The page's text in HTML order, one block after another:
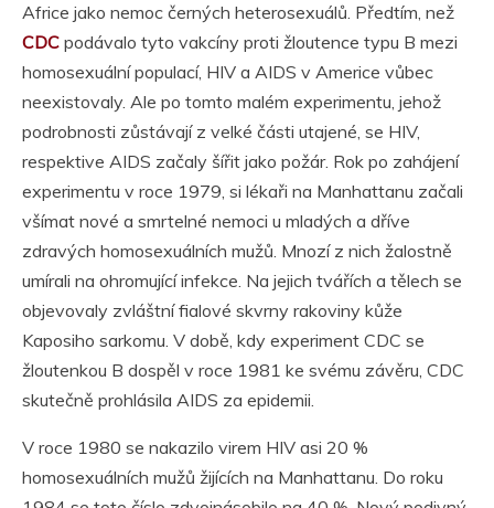
Africe jako nemoc černých heterosexuálů. Předtím, než
CDC podávalo tyto vakcíny proti žloutence typu B mezi
homosexuální populací, HIV a AIDS v Americe vůbec
neexistovaly. Ale po tomto malém experimentu, jehož
podrobnosti zůstávají z velké části utajené, se HIV,
respektive AIDS začaly šířit jako požár. Rok po zahájení
experimentu v roce 1979, si lékaři na Manhattanu začali
všímat nové a smrtelné nemoci u mladých a dříve
zdravých homosexuálních mužů. Mnozí z nich žalostně
umírali na ohromující infekce. Na jejich tvářích a tělech se
objevovaly zvláštní fialové skvrny rakoviny kůže
Kaposiho sarkomu. V době, kdy experiment CDC se
žloutenkou B dospěl v roce 1981 ke svému závěru, CDC
skutečně prohlásila AIDS za epidemii.
V roce 1980 se nakazilo virem HIV asi 20 %
homosexuálních mužů žijících na Manhattanu. Do roku